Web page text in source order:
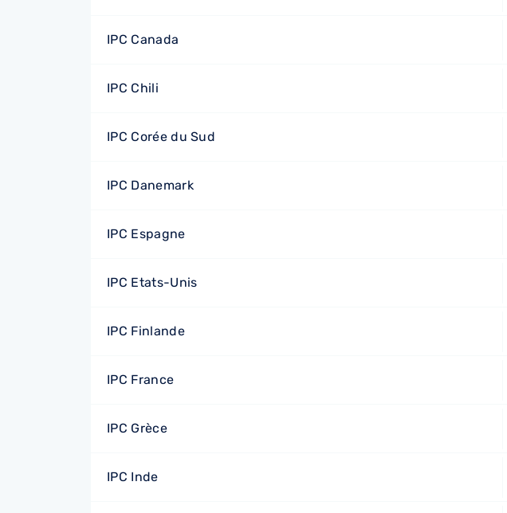
IPC Canada
IPC Chili
IPC Corée du Sud
IPC Danemark
IPC Espagne
IPC Etats-Unis
IPC Finlande
IPC France
IPC Grèce
IPC Inde